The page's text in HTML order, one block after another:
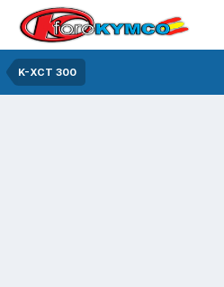
K-XCT 300